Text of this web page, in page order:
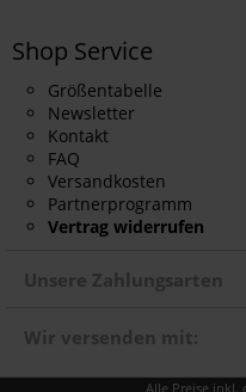
Shop Service
Größentabelle
Newsletter
Kontakt
FAQ
Versandkosten
Partnerprogramm
Vertrag widerrufen
Unsere Zahlungsarten
Wir versenden mit:
Alle Preise inkl.